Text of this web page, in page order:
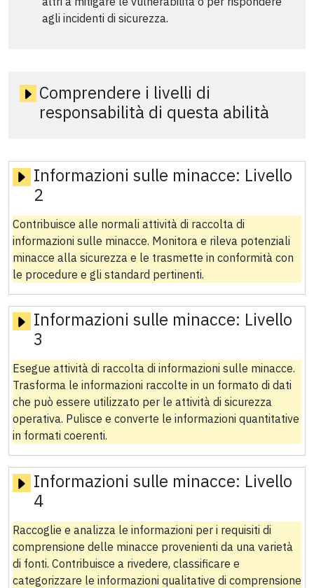
agli incidenti di sicurezza.
Comprendere i livelli di
responsabilità di questa abilità
Informazioni sulle minacce: Livello
2
Contribuisce alle normali attività di raccolta di
informazioni sulle minacce. Monitora e rileva potenziali
minacce alla sicurezza e le trasmette in conformità con
le procedure e gli standard pertinenti.
Informazioni sulle minacce: Livello
3
Esegue attività di raccolta di informazioni sulle minacce.
Trasforma le informazioni raccolte in un formato di dati
che può essere utilizzato per le attività di sicurezza
operativa. Pulisce e converte le informazioni quantitative
in formati coerenti.
Informazioni sulle minacce: Livello
4
Raccoglie e analizza le informazioni per i requisiti di
comprensione delle minacce provenienti da una varietà
di fonti. Contribuisce a rivedere, classificare e
categorizzare le informazioni qualitative di comprensione